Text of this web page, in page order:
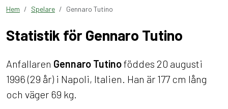
Hem Spelare Gennaro Tutino
Statistik för Gennaro Tutino
Anfallaren Gennaro Tutinoföddes 20 augusti
1996 (29 år) i Napoli, Italien. Han är 177 cm lång
och väger 69 kg.